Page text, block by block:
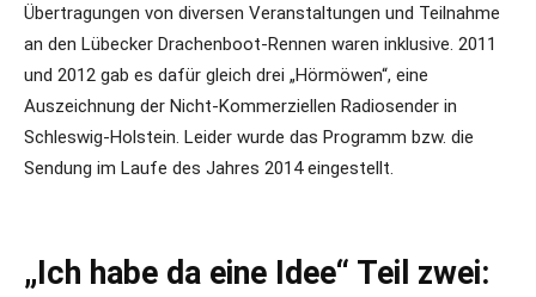
Übertragungen von diversen Veranstaltungen und Teilnahme
an den Lübecker Drachenboot-Rennen waren inklusive. 2011
und 2012 gab es dafür gleich drei „Hörmöwen“, eine
Auszeichnung der Nicht-Kommerziellen Radiosender in
Schleswig-Holstein. Leider wurde das Programm bzw. die
Sendung im Laufe des Jahres 2014 eingestellt.
„Ich habe da eine Idee“ Teil zwei: